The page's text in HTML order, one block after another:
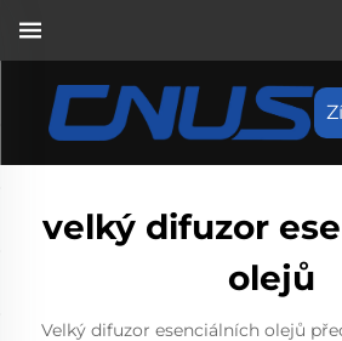
velký difuzor
olejů
Velký difuzor esenciálních olejů